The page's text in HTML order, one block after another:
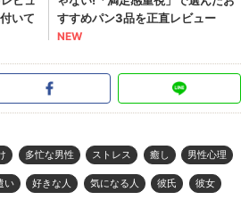
多忙な男性 ストレス 癒し 男性心理
い 好きな人 気になる人 彼氏 彼女